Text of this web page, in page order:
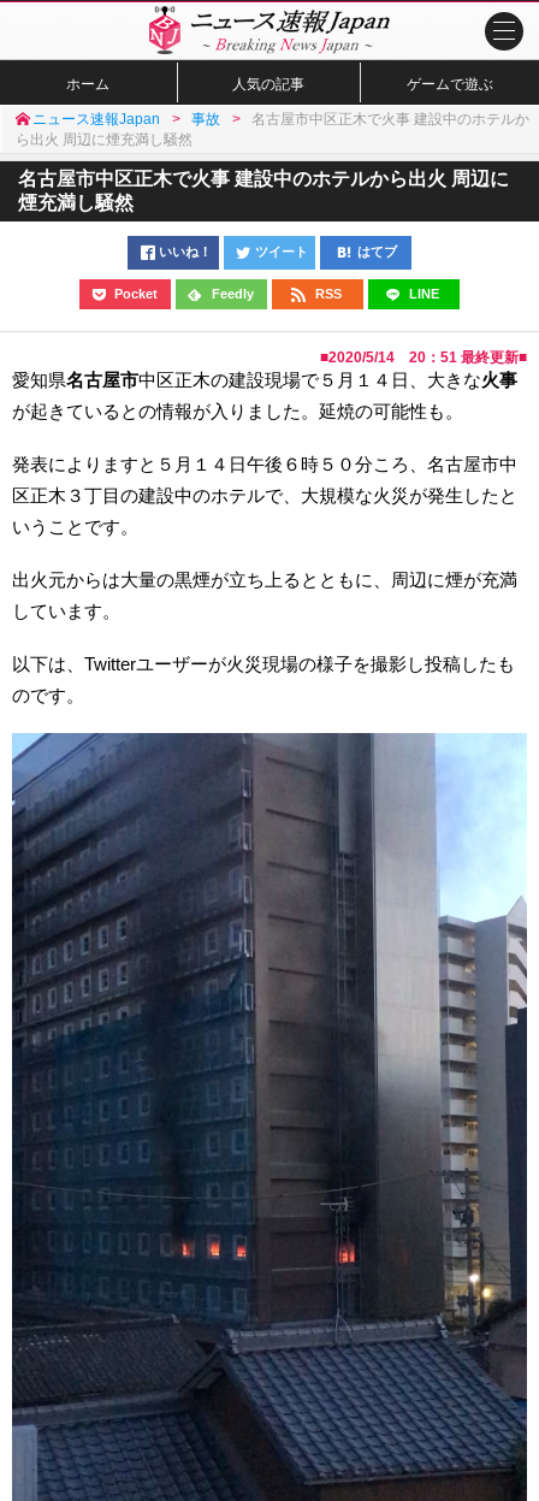
ホーム 人気の記事 ゲームで遊ぶ
ニュース速報Japan 事故
名古屋市中区正木で火事 建設中のホテルか
ら出火 周辺に煙充満し騒然
名古屋市中区正木で火事 建設中のホテルから出火 周辺に
煙充満し騒然
いいね！ ツイート はてブ
Pocket Feedly RSS LINE
■2020/5/14 20：51 最終更新■
愛知県名古屋市中区正木の建設現場で５月１４日、大きな火事
が起きているとの情報が入りました。延焼の可能性も。
発表によりますと５月１４日午後６時５０分ころ、名古屋市中
区正木３丁目の建設中のホテルで、大規模な火災が発生したと
いうことです。
出火元からは大量の黒煙が立ち上るとともに、周辺に煙が充満
しています。
以下は、Twitterユーザーが火災現場の様子を撮影し投稿したも
のです。